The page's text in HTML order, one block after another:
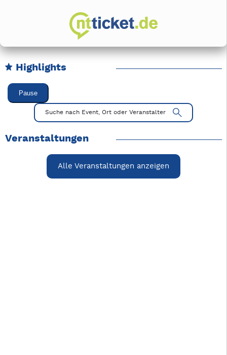
Highlights
Karussell Veranstaltungen überspringen
Pause
Mit Tab zu den Steuerelementen wechseln. Mit Pfeiltasten
Suche nach Event, Ort oder Veranstalter
Veranstaltungen
Alle Veranstaltungen anzeigen